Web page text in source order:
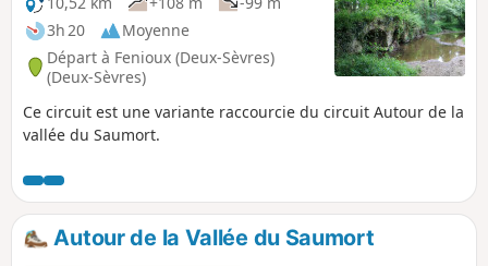
3h 20
Moyenne
Départ à Fenioux (Deux-Sèvres)
(Deux-Sèvres)
Ce circuit est une variante raccourcie du circuit Autour de la
vallée du Saumort.
Autour de la Vallée du Saumort